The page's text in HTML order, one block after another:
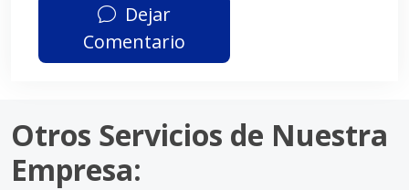
Dejar
Comentario
Otros Servicios de Nuestra
Empresa: